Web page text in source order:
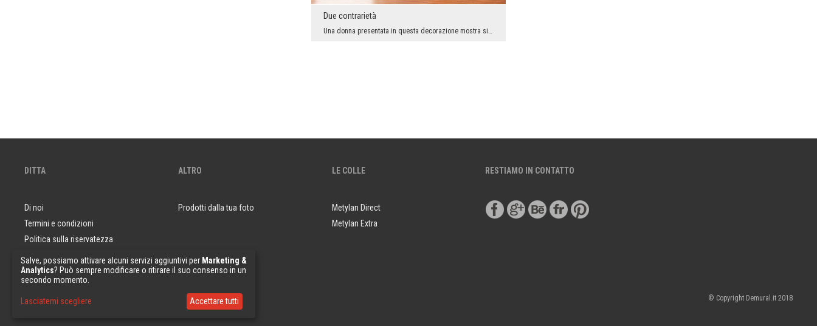
Due contrarietà
DITTA
Di noi
Termini e condizioni
Politica sulla riservatezza
Domande e risposte
Campioni di carta da parati
ALTRO
Prodotti dalla tua foto
LE COLLE
Metylan Direct
Metylan Extra
RESTIAMO IN CONTATTO
© Copyright Demural.it 2018
Salve, possiamo attivare alcuni servizi aggiuntivi per Marketing &
Analytics? Può sempre modificare o ritirare il suo consenso in un
secondo momento.
Lasciatemi scegliere Accettare tutti